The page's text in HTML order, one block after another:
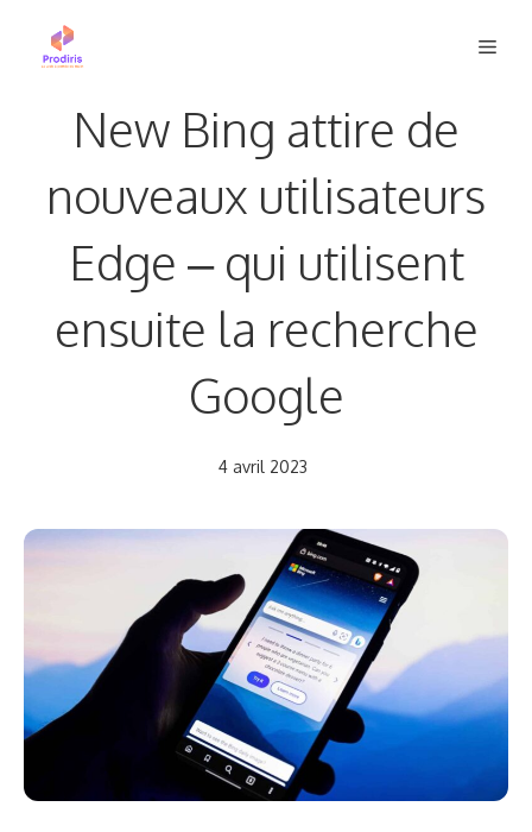
New Bing attire de
nouveaux utilisateurs
Edge – qui utilisent
ensuite la recherche
Google
4 avril 2023